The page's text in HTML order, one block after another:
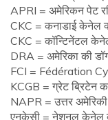
APRI = अमेरिकन पेट
CKC = कनाडाई केनेल
CKC = कॉन्टिनेंटल
DRA = अमेरिका की
FCI = Fédération
KCGB = ग्रेट ब्रिटेन
NAPR = उत्तर अमेरिकी
एनकेसी = नेशनल केनेल